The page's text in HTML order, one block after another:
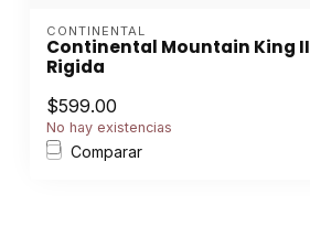
CONTINENTAL
Continental Mountain King II
Rigida
$599.00
No hay existencias
Comparar